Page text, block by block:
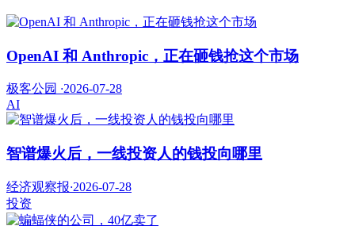
OpenAI 和 Anthropic，正在砸钱抢这个市场
极客公园 ·2026-07-28
AI
智谱爆火后，一线投资人的钱投向哪里
经济观察报·2026-07-28
投资